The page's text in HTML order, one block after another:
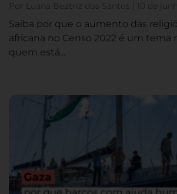
Por Luana Beatriz dos Santos | 10 de
Saiba por que o aumento das
africana no Censo 2022 é um tema
quem está...